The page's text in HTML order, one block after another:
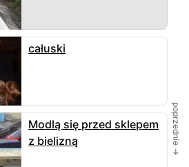
całuski
Modlą się przed sklepem
z bielizną
poprzednie →